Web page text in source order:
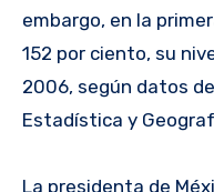
embargo, en la
152 por ciento, su
2006, según datos
Estadística y
La presidenta de